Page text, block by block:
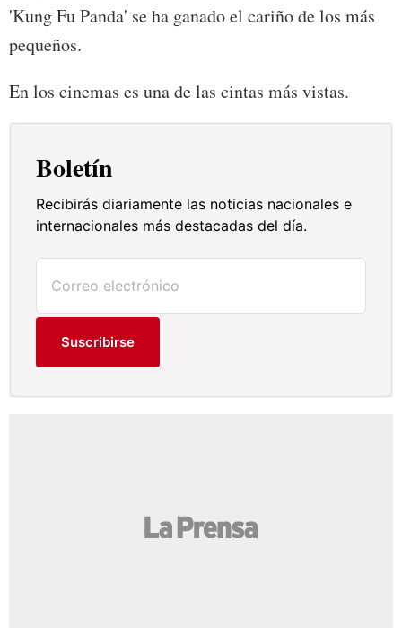
'Kung Fu Panda' se ha ganado el cariño de los más
pequeños.
En los cinemas es una de las cintas más vistas.
Boletín
Recibirás diariamente las noticias nacionales e
internacionales más destacadas del día.
Suscribirse